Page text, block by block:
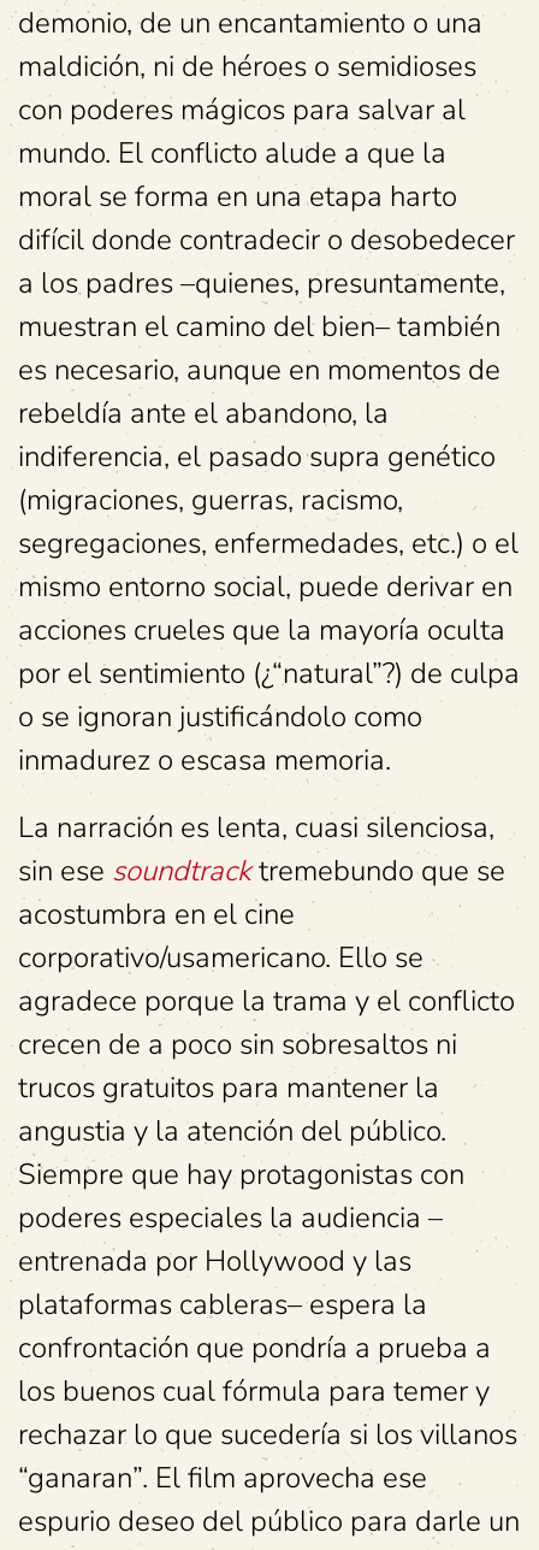
demonio, de un encantamiento o una
maldición, ni de héroes o semidioses
con poderes mágicos para salvar al
mundo. El conflicto alude a que la
moral se forma en una etapa harto
difícil donde contradecir o desobedecer
a los padres –quienes, presuntamente,
muestran el camino del bien– también
es necesario, aunque en momentos de
rebeldía ante el abandono, la
indiferencia, el pasado supra genético
(migraciones, guerras, racismo,
segregaciones, enfermedades, etc.) o el
mismo entorno social, puede derivar en
acciones crueles que la mayoría oculta
por el sentimiento (¿“natural”?) de culpa
o se ignoran justificándolo como
inmadurez o escasa memoria.
La narración es lenta, cuasi silenciosa,
sin ese soundtracktremebundo que se
acostumbra en el cine
corporativo/usamericano. Ello se
agradece porque la trama y el conflicto
crecen de a poco sin sobresaltos ni
trucos gratuitos para mantener la
angustia y la atención del público.
Siempre que hay protagonistas con
poderes especiales la audiencia –
entrenada por Hollywood y las
plataformas cableras– espera la
confrontación que pondría a prueba a
los buenos cual fórmula para temer y
rechazar lo que sucedería si los villanos
“ganaran”. El film aprovecha ese
espurio deseo del público para darle un